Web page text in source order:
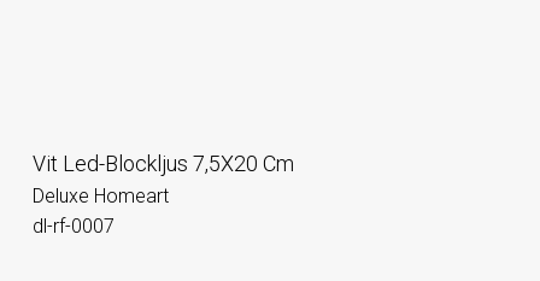
Vit Led-Blockljus 7,5X20 Cm
Deluxe Homeart
dl-rf-0007